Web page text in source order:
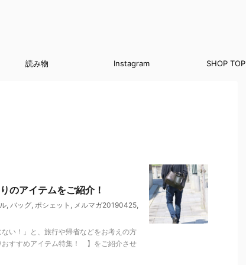
読み物 Instagram SHOP TOP
のアイテムをご紹介！
, バッグ, ポシェット , メルマガ20190425,
い！」と、旅行や帰省などをお考えの方
すすめアイテム特集！ 】をご紹介させ